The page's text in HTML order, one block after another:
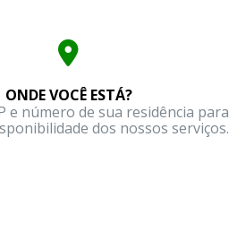
ONDE VOCÊ ESTÁ?
e número de sua residência para
dos nossos serviços.